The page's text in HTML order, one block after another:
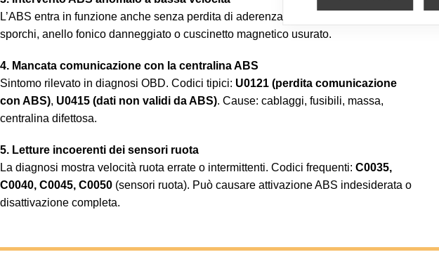
L’ABS entra in funzione anche senza perdita di aderenza. Tipico di sensori ruota
sporchi, anello fonico danneggiato o cuscinetto magnetico usurato.
4. Mancata comunicazione con la centralina ABS
Sintomo rilevato in diagnosi OBD. Codici tipici: U0121 (perdita comunicazione
con ABS), U0415 (dati non validi da ABS). Cause: cablaggi, fusibili, massa,
centralina difettosa.
5. Letture incoerenti dei sensori ruota
La diagnosi mostra velocità ruota errate o intermittenti. Codici frequenti: C0035,
C0040, C0045, C0050 (sensori ruota). Può causare attivazione ABS indesiderata o
disattivazione completa.